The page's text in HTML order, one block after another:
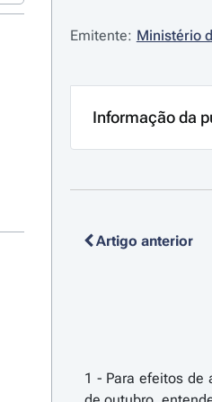
Emitente: Ministério
Informação da
Artigo anterior
1 - Para efeitos de aplicação da presente portaria, e para além das definições constantes do artigo 3.º do Decreto-Lei n.º 159/2014, de 27 de outubro, entende-se por: a) «Acontecimento catastrófico» o acontecimento imprevisto, biótico ou abiótico, induzido pela atividade humana, que perturbe gravemente as estruturas florestais, provocando, a prazo, prejuízos económicos importantes para o setor florestal; b) «Agentes bióticos nocivos» os microrganismos ou invertebrados que têm comportamento epidémico ou adquirem caráter de praga, elencados no Programa Operacional de Sanidade Florestal (POSF); c) «Castinçal» as culturas de castanheiros conduzidos em alto fuste ou talhadia, com o objetivo de produção de madeira; d) 'Área agrupada', o conjunto de prédios, ocupados total ou parcialmente por espaços florestais, submetido a uma gestão única e com uma área mínima de 100 hectares (ha), na titularidade de organismo de investimento coletivo cujo objeto seja a gestão e exploração florestais ou de, pelo menos, dois detentores de espaços florestais distintos; e) «Calamidade Natural» o acontecimento natural abiótico que perturbe as estruturas florestais, provocando, a prazo, prejuízos económicos importantes para o setor florestal, nomeadamente os tremores de terra, as avalanches, os deslizamentos de terras, as inundações, os tornados, os